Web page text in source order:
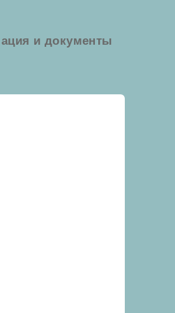
и документы